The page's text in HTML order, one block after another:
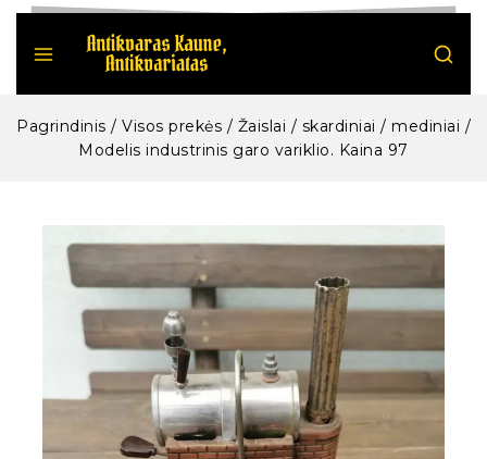
Pagrindinis / Visos prekės / Žaislai / skardiniai / mediniai /
Modelis industrinis garo variklio. Kaina 97